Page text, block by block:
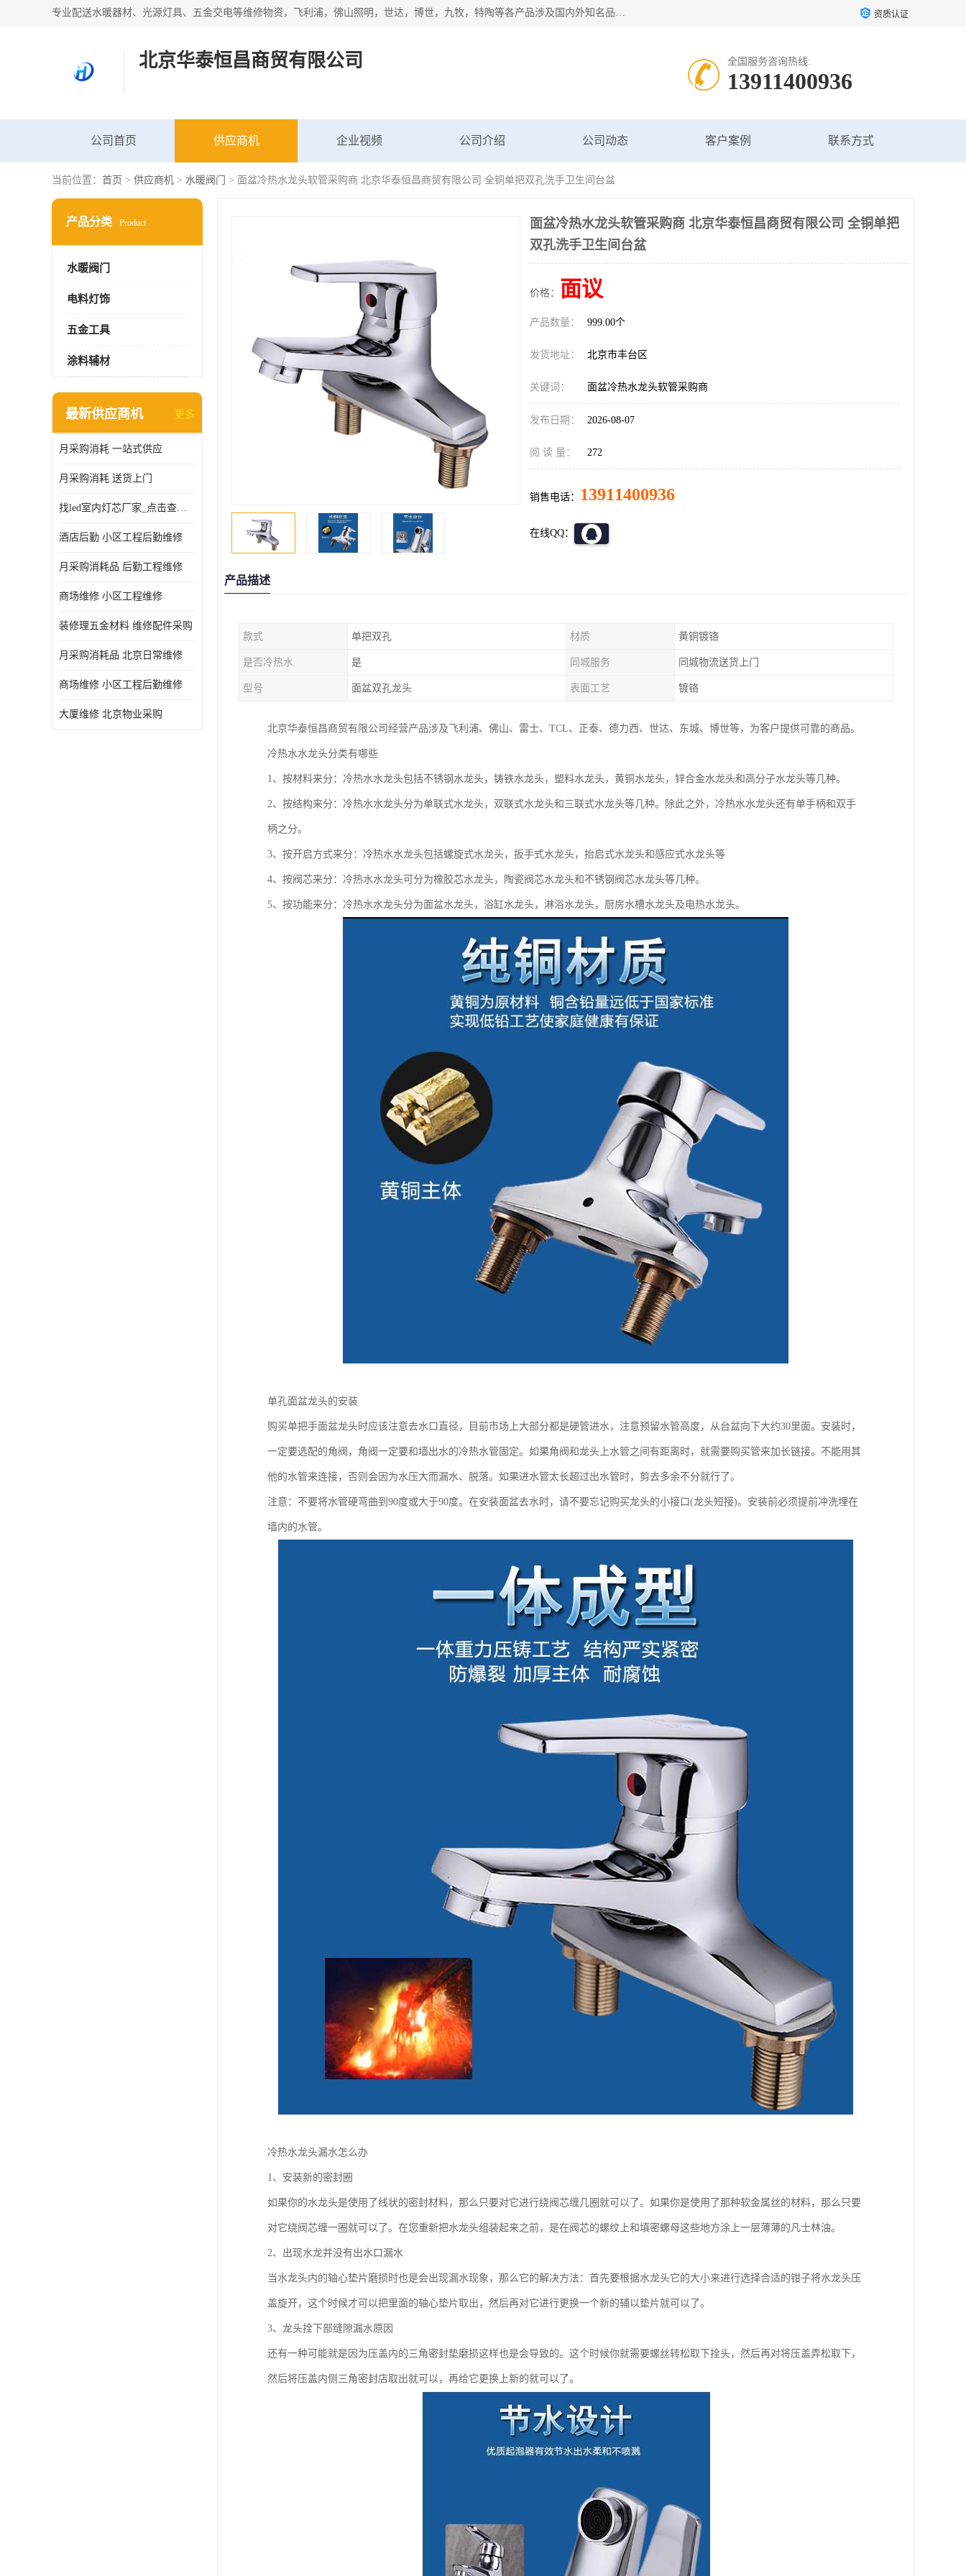
专业配送水暖器材、光源灯具、五金交电等维修物资，飞利浦，佛山照明，世达，博世，九牧，特陶等各产品涉及国内外知名品牌。公司专注与物业、学校、酒店、工厂等单位合作，提供一站式配送服务，降低客户综合成本。依托电子商务改变传统模式，以专业的团队为客户提供24H物资配送到达，货到月结、统一开票，便捷退换等服务，提高了企业的运营效率。 资质认证
北京华泰恒昌商贸有限公司 全国服务咨询热线:
13911400936
公司首页 供应商机 企业视频 公司介绍 公司动态 客户案例 联系方式
当前位置： 首页 > 供应商机 > 水暖阀门 > 面盆冷热水龙头软管采购商 北京华泰恒昌商贸有限公司 全铜单把双孔洗手卫生间台盆
产品分类 Product
水暖阀门
电料灯饰
五金工具
涂料辅材
最新供应商机 更多
月采购消耗 一站式供应
月采购消耗 送货上门
找led室内灯芯厂家_点击查看更多
酒店后勤 小区工程后勤维修
月采购消耗品 后勤工程维修
商场维修 小区工程维修
装修理五金材料 维修配件采购
月采购消耗品 北京日常维修
商场维修 小区工程后勤维修
大厦维修 北京物业采购
面盆冷热水龙头软管采购商 北京华泰恒昌商贸有限公司 全铜单把
双孔洗手卫生间台盆
价格： 面议
产品数量： 999.00个
发货地址： 北京市丰台区
关键词： 面盆冷热水龙头软管采购商
发布日期： 2026-08-07
阅 读 量： 272
销售电话： 13911400936
在线QQ：
产品描述
款式 单把双孔 材质 黄铜镀铬
是否冷热水 是 同城服务 同城物流送货上门
型号 面盆双孔龙头 表面工艺 镀铬
北京华泰恒昌商贸有限公司经营产品涉及飞利浦、佛山、雷士、TCL、正泰、德力西、世达、东城、博世等，为客户提供可靠的商品。
冷热水水龙头分类有哪些
1、按材料来分：冷热水水龙头包括不锈钢水龙头，铸铁水龙头，塑料水龙头，黄铜水龙头，锌合金水龙头和高分子水龙头等几种。
2、按结构来分：冷热水水龙头分为单联式水龙头，双联式水龙头和三联式水龙头等几种。除此之外，冷热水水龙头还有单手柄和双手
柄之分。
3、按开启方式来分：冷热水水龙头包括螺旋式水龙头，扳手式水龙头，抬启式水龙头和感应式水龙头等
4、按阀芯来分：冷热水水龙头可分为橡胶芯水龙头，陶瓷阀芯水龙头和不锈钢阀芯水龙头等几种。
5、按功能来分：冷热水水龙头分为面盆水龙头，浴缸水龙头，淋浴水龙头，厨房水槽水龙头及电热水龙头。
单孔面盆龙头的安装
购买单把手面盆龙头时应该注意去水口直径，目前市场上大部分都是硬管进水，注意预留水管高度，从台盆向下大约30里面。安装时，
一定要选配的角阀，角阀一定要和墙出水的冷热水管固定。如果角阀和龙头上水管之间有距离时，就需要购买管来加长链接。不能用其
他的水管来连接，否则会因为水压大而漏水、脱落。如果进水管太长超过出水管时，剪去多余不分就行了。
注意：不要将水管硬弯曲到90度或大于90度。在安装面盆去水时，请不要忘记购买龙头的小接口(龙头短接)。安装前必须提前冲洗埋在
墙内的水管。
冷热水龙头漏水怎么办
1、安装新的密封圈
如果你的水龙头是使用了线状的密封材料，那么只要对它进行绕阀芯缠几圈就可以了。如果你是使用了那种软金属丝的材料，那么只要
对它绕阀芯缠一圈就可以了。在您重新把水龙头组装起来之前，是在阀芯的螺纹上和填密螺母这些地方涂上一层薄薄的凡士林油。
2、出现水龙并没有出水口漏水
当水龙头内的轴心垫片磨损时也是会出现漏水现象，那么它的解决方法：首先要根据水龙头它的大小来进行选择合适的钳子将水龙头压
盖旋开，这个时候才可以把里面的轴心垫片取出，然后再对它进行更换一个新的辅以垫片就可以了。
3、龙头拴下部缝隙漏水原因
还有一种可能就是因为压盖内的三角密封垫磨损这样也是会导致的。这个时候你就需要螺丝转松取下拴头，然后再对将压盖弄松取下，
然后将压盖内侧三角密封店取出就可以，再给它更换上新的就可以了。